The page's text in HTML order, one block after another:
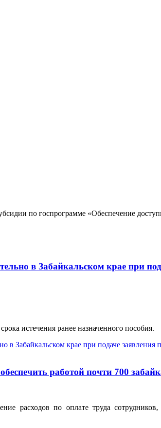
по госпрограмме «Обеспечение
в Забайкальском крае при
истечения ранее назначенного пособия.
в Забайкальском крае при подаче заявления
работой почти 700
расходов по оплате труда